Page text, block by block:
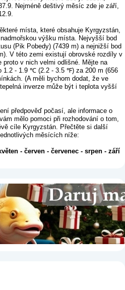
Nejméně deštivý měsíc zde je září,
místa, které obsahuje Kyrgyzstán,
výšku místa. Nejvyšší bod
(Pik Pobedy) (7439 m) a nejnižší bod
V této zemi existují obrovské rozdíly v
v nich velmi odlišné. Mějte na
1.2 - 1.9 ℃ (2.2 - 3.5 ℉) za 200 m (656
(A měli bychom dodat, že ve
inverze může být i teplota vyšší
předpověď počasí, ale informace o
mělo pomoci při rozhodování o tom,
cíle Kyrgyzstán. Přečtěte si další
měsících níže:
-červen -červenec -srpen -září